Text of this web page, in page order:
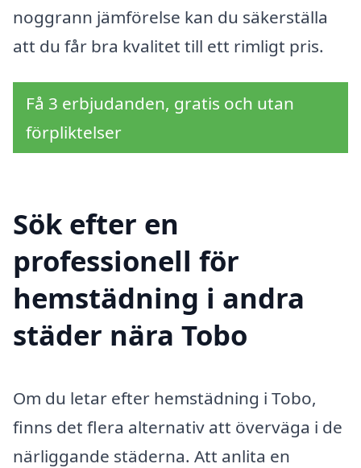
noggrann jämförelse kan du säkerställa
att du får bra kvalitet till ett rimligt pris.
Få 3 erbjudanden, gratis och utan
förpliktelser
Sök efter en
professionell för
hemstädning i andra
städer nära Tobo
Om du letar efter hemstädning i Tobo,
finns det flera alternativ att överväga i de
närliggande städerna. Att anlita en